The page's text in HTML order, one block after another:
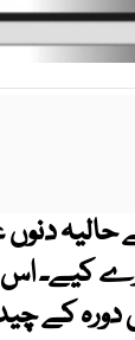
حالیہ
کیے۔ اس
کے